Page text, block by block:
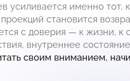
усиливается именно
становится
с доверия — к жизни,
внутреннее
своим вниманием,